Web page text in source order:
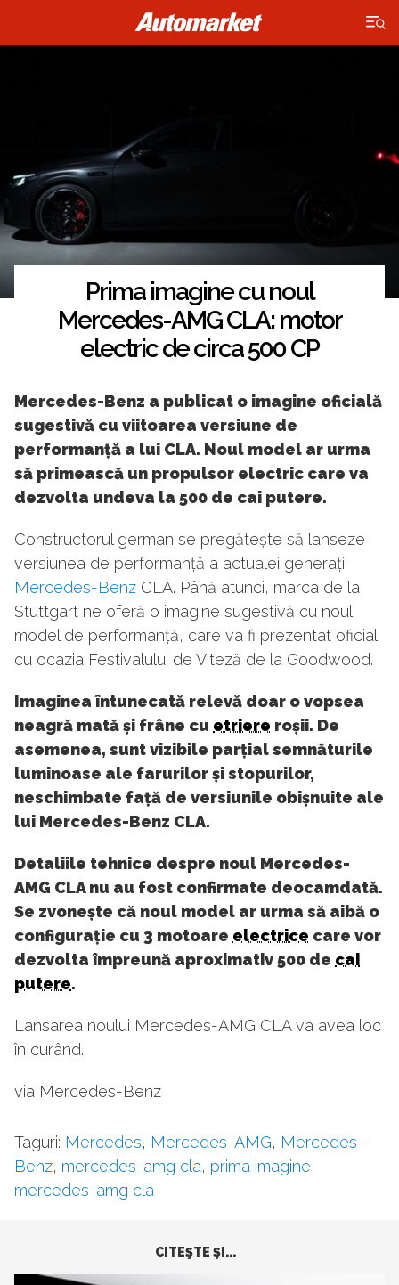
×
Prima imagine cu noul
Mercedes-AMG CLA: motor
electric de circa 500 CP
Mercedes-Benz a publicat o imagine oficială
sugestivă cu viitoarea versiune de
performanță a lui CLA. Noul model ar urma
să primească un propulsor electric care va
dezvolta undeva la 500 de cai putere.
Constructorul german se pregătește să lanseze
versiunea de performanță a actualei generații
Mercedes-Benz CLA. Până atunci, marca de la
Stuttgart ne oferă o imagine sugestivă cu noul
model de performanță, care va fi prezentat oficial
cu ocazia Festivalului de Viteză de la Goodwood.
Imaginea întunecată relevă doar o vopsea
neagră mată și frâne cu etriere roșii. De
asemenea, sunt vizibile parțial semnăturile
luminoase ale farurilor și stopurilor,
neschimbate față de versiunile obișnuite ale
lui Mercedes-Benz CLA.
Detaliile tehnice despre noul Mercedes-
AMG CLA nu au fost confirmate deocamdată.
Se zvonește că noul model ar urma să aibă o
configurație cu 3 motoare electrice care vor
dezvolta împreună aproximativ 500 de cai
putere.
Lansarea noului Mercedes-AMG CLA va avea loc
în curând.
via Mercedes-Benz
Taguri: Mercedes, Mercedes-AMG, Mercedes-
Benz, mercedes-amg cla, prima imagine
mercedes-amg cla
CITEŞTE ŞI...